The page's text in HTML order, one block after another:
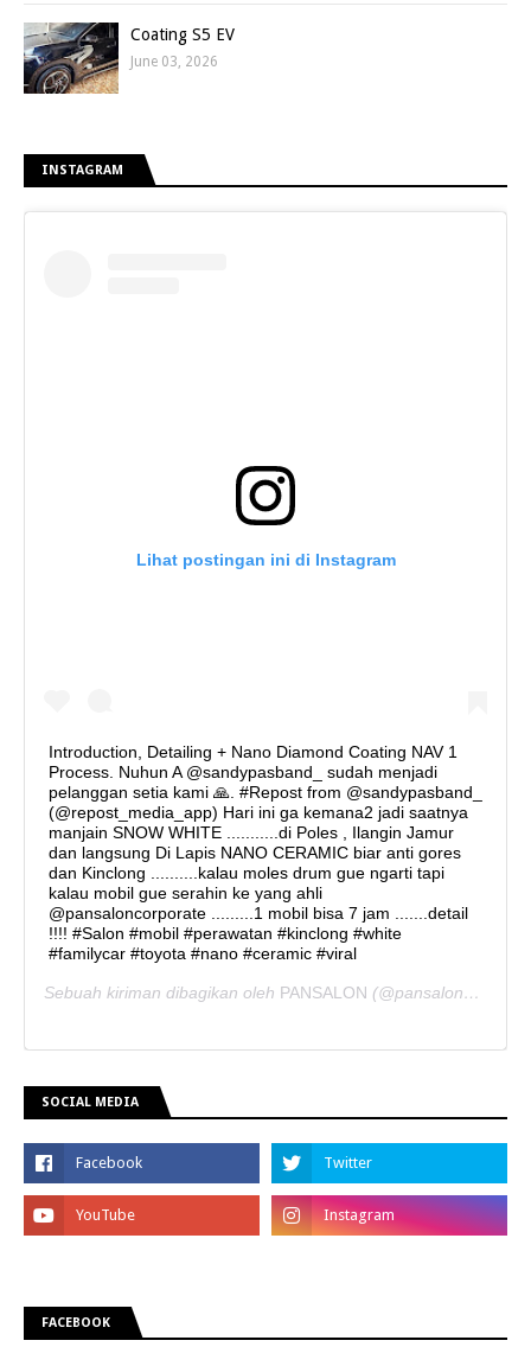
Coating S5 EV
June 03, 2026
INSTAGRAM
Lihat postingan ini di Instagram
Introduction, Detailing + Nano Diamond Coating NAV 1
Process. Nuhun A @sandypasband_ sudah menjadi
pelanggan setia kami 🙏. #Repost from @sandypasband_
(@repost_media_app) Hari ini ga kemana2 jadi saatnya
manjain SNOW WHITE ...........di Poles , Ilangin Jamur
dan langsung Di Lapis NANO CERAMIC biar anti gores
dan Kinclong ..........kalau moles drum gue ngarti tapi
kalau mobil gue serahin ke yang ahli
@pansaloncorporate .........1 mobil bisa 7 jam .......detail
!!!! #Salon #mobil #perawatan #kinclong #white
#familycar #toyota #nano #ceramic #viral
Sebuah kiriman dibagikan oleh PANSALON (@pansaloncorporate) pada
SOCIAL MEDIA
FACEBOOK